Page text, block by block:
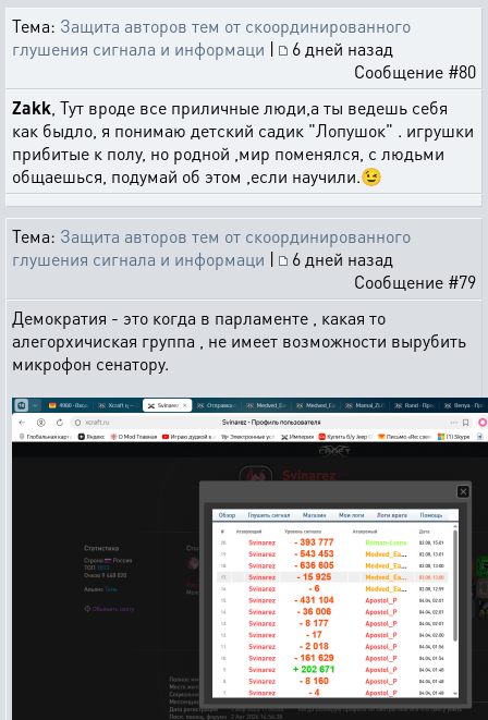
Тема: Защита авторов тем от скоординированного
глушения сигнала и информаци |
6 дней назад
Сообщение #80
Zakk , Тут вроде все приличные люди,а ты ведешь себя
как быдло, я понимаю детский садик "Лопушок" . игрушки
прибитые к полу, но родной ,мир поменялся, с людьми
общаешься, подумай об этом ,если научили.😉
Тема: Защита авторов тем от скоординированного
глушения сигнала и информаци |
6 дней назад
Сообщение #79
Демократия - это когда в парламенте , какая то
алегорхичиская группа , не имеет возможности вырубить
микрофон сенатору.